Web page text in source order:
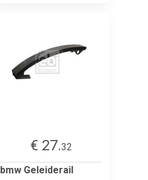
€ 27.32
bmw Geleiderail